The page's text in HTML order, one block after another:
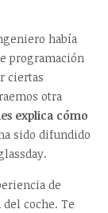
había
programación
ciertas
otra
explica cómo
sido difundido
de
coche. Te